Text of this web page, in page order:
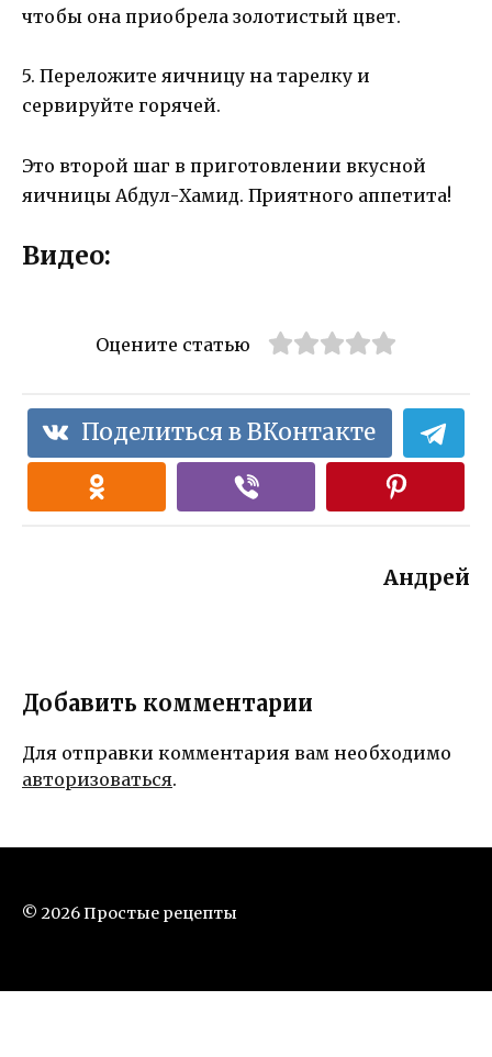
чтобы она приобрела золотистый цвет.
5. Переложите яичницу на тарелку и
сервируйте горячей.
Это второй шаг в приготовлении вкусной
яичницы Абдул-Хамид. Приятного аппетита!
Видео:
Оцените статью
Поделиться в ВКонтакте
Андрей
Добавить комментарии
Для отправки комментария вам необходимо
авторизоваться.
© 2026 Простые рецепты